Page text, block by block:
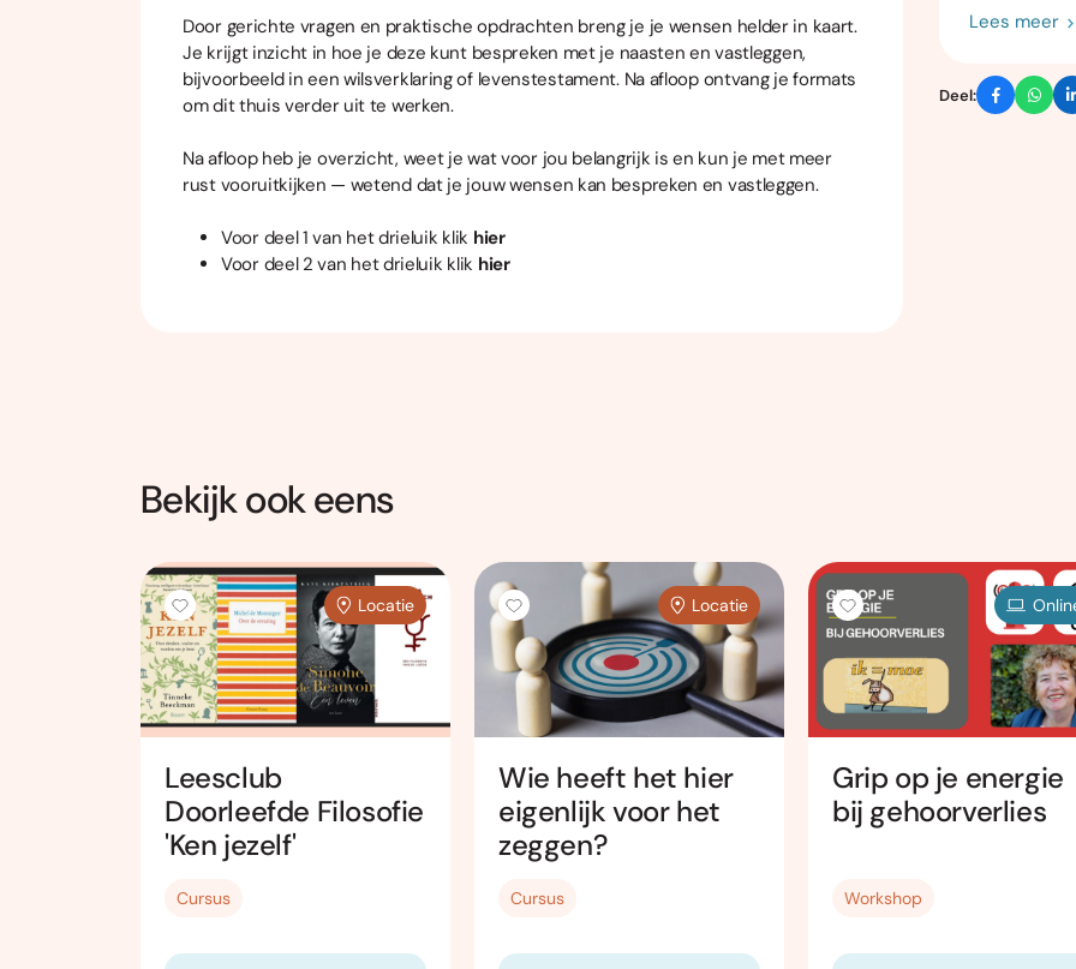
Door gerichte vragen en praktische opdrachten breng je je wensen helder in kaart.
Je krijgt inzicht in hoe je deze kunt bespreken met je naasten en vastleggen,
bijvoorbeeld in een wilsverklaring of levenstestament. Na afloop ontvang je formats
om dit thuis verder uit te werken.
Na afloop heb je overzicht, weet je wat voor jou belangrijk is en kun je met meer
rust vooruitkijken — wetend dat je jouw wensen kan bespreken en vastleggen.
Voor deel 1 van het drieluik klik hier
Voor deel 2 van het drieluik klik hier
Lees meer
Deel:
Bekijk ook eens
Locatie
Leesclub
Doorleefde Filosofie
'Ken jezelf'
Cursus
Locatie
Wie heeft het hier
eigenlijk voor het
zeggen?
Cursus
Grip op je energie
bij gehoorverlies
Workshop